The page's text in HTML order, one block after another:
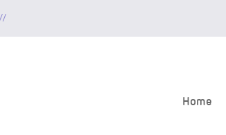
Home